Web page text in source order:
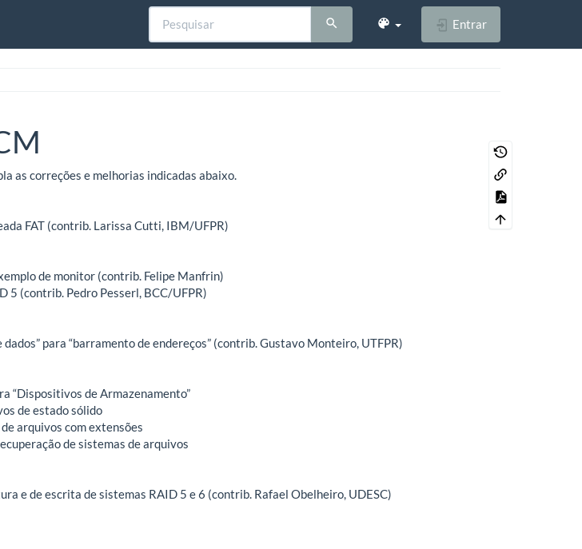
Entrar
as correções e melhorias indicadas abaixo.
FAT (contrib. Larissa Cutti, IBM/UFPR)
de monitor (contrib. Felipe Manfrin)
5 (contrib. Pedro Pesserl, BCC/UFPR)
para “barramento de endereços” (contrib. Gustavo Monteiro, UTFPR)
“Dispositivos de Armazenamento”
de estado sólido
arquivos com extensões
de sistemas de arquivos
e de escrita de sistemas RAID 5 e 6 (contrib. Rafael Obelheiro, UDESC)